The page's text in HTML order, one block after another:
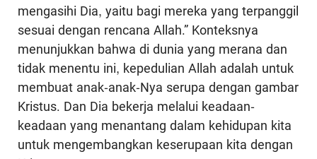
mengasihi Dia, yaitu bagi mereka yang terpanggil
sesuai dengan rencana Allah.” Konteksnya
menunjukkan bahwa di dunia yang merana dan
tidak menentu ini, kepedulian Allah adalah untuk
membuat anak-anak-Nya serupa dengan gambar
Kristus. Dan Dia bekerja melalui keadaan-
keadaan yang menantang dalam kehidupan kita
untuk mengembangkan keserupaan kita dengan